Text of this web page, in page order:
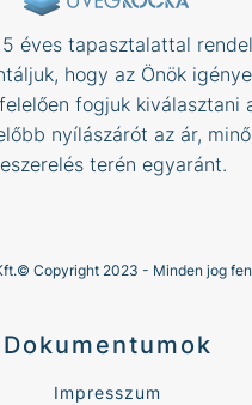
éves tapasztalattal
hogy az Önök
fogjuk kiválasztani
nyílászárót az ár,
terén egyaránt.
Copyright 2023 - Minden jog
Dokumentumok
Impresszum